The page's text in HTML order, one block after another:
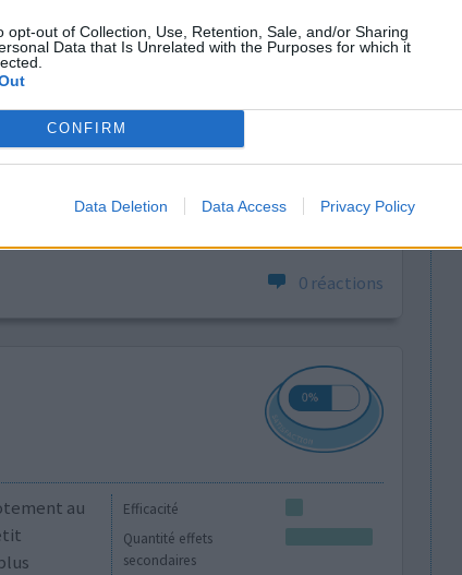
opt-out of Collection, Use, Retention, Sale, and/or Sharing
Data that Is Unrelated with the Purposes for which it
CONFIRM
Data Deletion Data Access Privacy Policy
secondaires
déjà fais
lors
si
que j'ai
a
0 réactions
Efficacité
Quantité effets
secondaires
au